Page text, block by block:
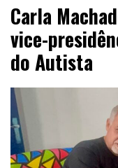
Carla
vice-
do Autista